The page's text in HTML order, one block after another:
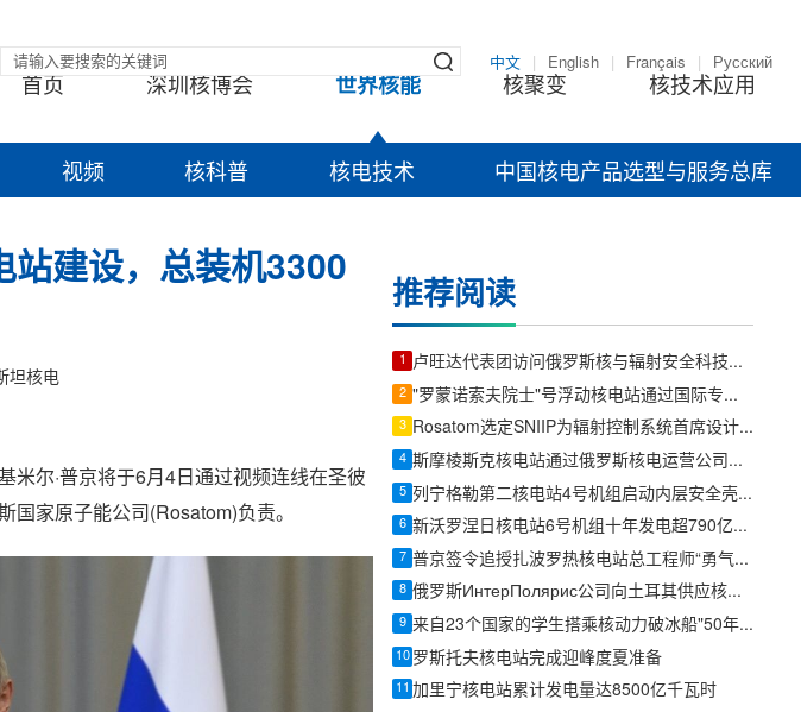
中文 English Français Русский
首页 深圳核博会 世界核能 核聚变 核技术应用
视频 核科普 核电技术 中国核电产品选型与服务总库
站建设，总装机3300
坦核电
米尔·普京将于6月4日通过视频连线在圣彼
家原子能公司(Rosatom)负责。
推荐阅读
1 卢旺达代表团访问俄罗斯核与辐射安全科技中心
2 "罗蒙诺索夫院士"号浮动核电站通过国际专家双周审计，整改项较2022年显著减少
3 Rosatom选定SNIIP为辐射控制系统首席设计机构，统管核设施放射仪表标准化与进口替代保障
4 斯摩棱斯克核电站通过俄罗斯核电运营公司安全专项检查
5 列宁格勒第二核电站4号机组启动内层安全壳施工
6 新沃罗涅日核电站6号机组十年发电超790亿千瓦时
7 普京签令追授扎波罗热核电站总工程师“勇气勋章”
8 俄罗斯ИнтерПолярис公司向土耳其供应核电站球形阀
9 来自23个国家的学生搭乘核动力破冰船"50年胜利号"前往北极点
10 罗斯托夫核电站完成迎峰度夏准备
11 加里宁核电站累计发电量达8500亿千瓦时